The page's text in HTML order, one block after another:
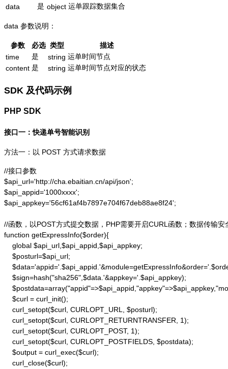
data
是 object 运单跟踪数据集合
data 参数说明：
参数 必选 类型
描述
time
是 string 运单时间节点
content 是 string 运单时间节点对应的状态
SDK 及代码示例
PHP SDK
接口一：快递单号智能识别
方法一：以 POST 方式请求数据
//接口参数
$api_url='http://cha.ebaitian.cn/api/json';
$api_appid='1000xxxx';
$api_appkey='56cf61af4b7897e704f67deb88ae8f24';
//函数，以POST方式提交数据，PHP需要开启CURL函数；数据传输安
function getExpressInfo($order){
    global $api_url,$api_appid,$api_appkey;
    $posturl=$api_url;
    $sign=hash("sha256",$data.'&appkey='.$api_appkey);
    $curl = curl_init();
    curl_setopt($curl, CURLOPT_URL, $posturl);
    curl_setopt($curl, CURLOPT_RETURNTRANSFER, 1);
    curl_setopt($curl, CURLOPT_POST, 1);
    curl_setopt($curl, CURLOPT_POSTFIELDS, $postdata);
    $output = curl_exec($curl);
    curl_close($curl);